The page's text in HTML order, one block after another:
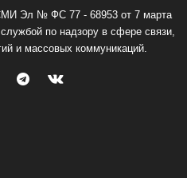
Эл № ФС 77 - 68953 от 7 марта
по надзору в сфере связи,
и массовых коммуникаций.